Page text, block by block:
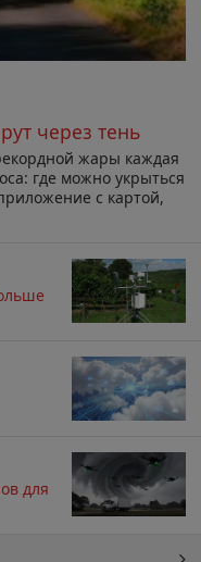
через тень
жары каждая
где можно укрыться
с картой,
для